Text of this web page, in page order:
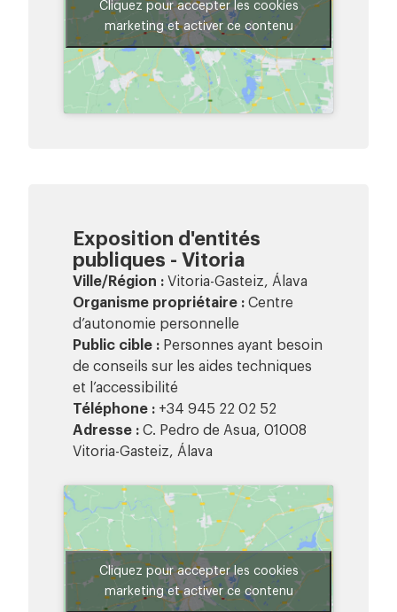
Cliquez pour accepter les cookies
marketing et activer ce contenu
Exposition d'entités
publiques - Vitoria
Ville/Région :Vitoria-Gasteiz, Álava
Organisme propriétaire :Centre
d’autonomie personnelle
Public cible : Personnes ayant besoin
de conseils sur les aides techniques
et l’accessibilité
Téléphone : +34 945 22 02 52
Adresse :C. Pedro de Asua, 01008
Vitoria-Gasteiz, Álava
Cliquez pour accepter les cookies
marketing et activer ce contenu